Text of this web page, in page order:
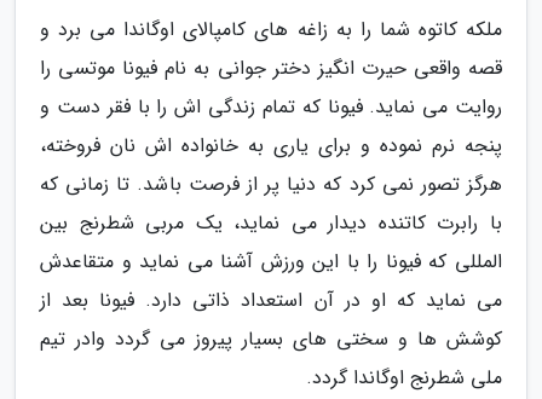
ملکه کاتوه شما را به زاغه های کامپالای اوگاندا می برد و
قصه واقعی حیرت انگیز دختر جوانی به نام فیونا موتسی را
روایت می نماید. فیونا که تمام زندگی اش را با فقر دست و
پنجه نرم نموده و برای یاری به خانواده اش نان فروخته،
هرگز تصور نمی کرد که دنیا پر از فرصت باشد. تا زمانی که
با رابرت کاتنده دیدار می نماید، یک مربی شطرنج بین
المللی که فیونا را با این ورزش آشنا می نماید و متقاعدش
می نماید که او در آن استعداد ذاتی دارد. فیونا بعد از
کوشش ها و سختی های بسیار پیروز می گردد وادر تیم
ملی شطرنج اوگاندا گردد.